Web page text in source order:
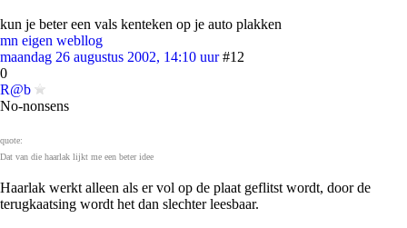
kun je beter een vals kenteken op je auto plakken
mn eigen webllog
maandag 26 augustus 2002, 14:10 uur #12
0
R@b
No-nonsens
quote:
Dat van die haarlak lijkt me een beter idee
Haarlak werkt alleen als er vol op de plaat geflitst wordt, door de
terugkaatsing wordt het dan slechter leesbaar.